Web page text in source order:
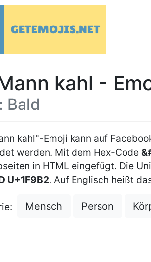
Mann kahl -
Bald
kahl"-Emoji kann auf
werden. Mit dem Hex-Code
in HTML eingefügt. Die
U+1F9B2. Auf Englisch heißt
Mensch Person